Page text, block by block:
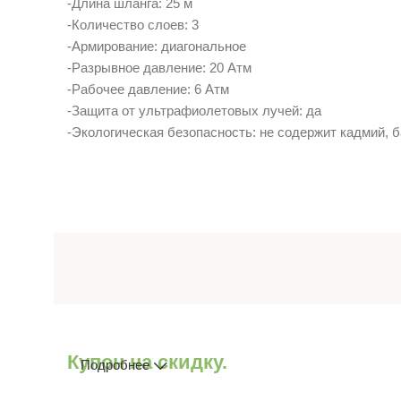
-Длина шланга: 25 м
-Количество слоев: 3
-Армирование: диагональное
-Разрывное давление: 20 Атм
-Рабочее давление: 6 Атм
-Защита от ультрафиолетовых лучей: да
-Экологическая безопасность: не содержит кадмий,
Купон на скидку.
Подробнее